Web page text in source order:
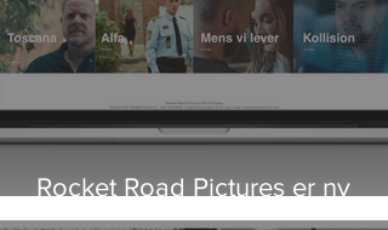
Rocket Road Pictures er ny
kunde i Storyland